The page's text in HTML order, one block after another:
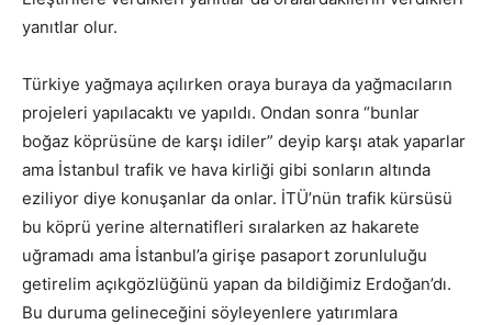
yanıtlar olur.
Türkiye yağmaya açılırken oraya buraya da yağmacıların
projeleri yapılacaktı ve yapıldı. Ondan sonra “bunlar
boğaz köprüsüne de karşı idiler” deyip karşı atak yaparlar
ama İstanbul trafik ve hava kirliği gibi sonların altında
eziliyor diye konuşanlar da onlar. İTÜ’nün trafik kürsüsü
bu köprü yerine alternatifleri sıralarken az hakarete
uğramadı ama İstanbul’a girişe pasaport zorunluluğu
getirelim açıkgözlüğünü yapan da bildiğimiz Erdoğan’dı.
Bu duruma gelineceğini söyleyenlere yatırımlara